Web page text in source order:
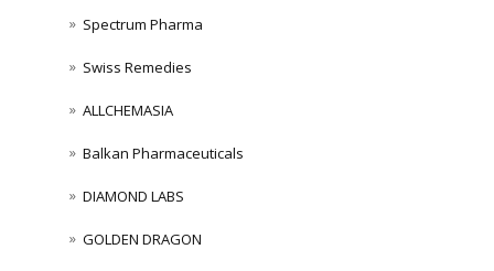
Spectrum Pharma
Swiss Remedies
ALLCHEMASIA
Balkan Pharmaceuticals
DIAMOND LABS
GOLDEN DRAGON